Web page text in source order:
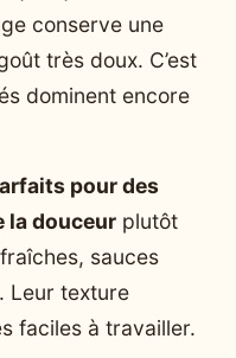
conserve une
très doux. C’est
dominent encore
pour des
la douceur plutôt
sauces
Leur texture
faciles à travailler.